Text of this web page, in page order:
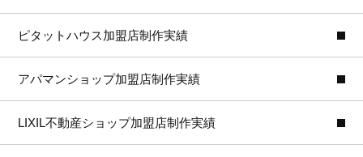
ピタットハウス加盟店制作実績
アパマンショップ加盟店制作実績
LIXIL不動産ショップ加盟店制作実績